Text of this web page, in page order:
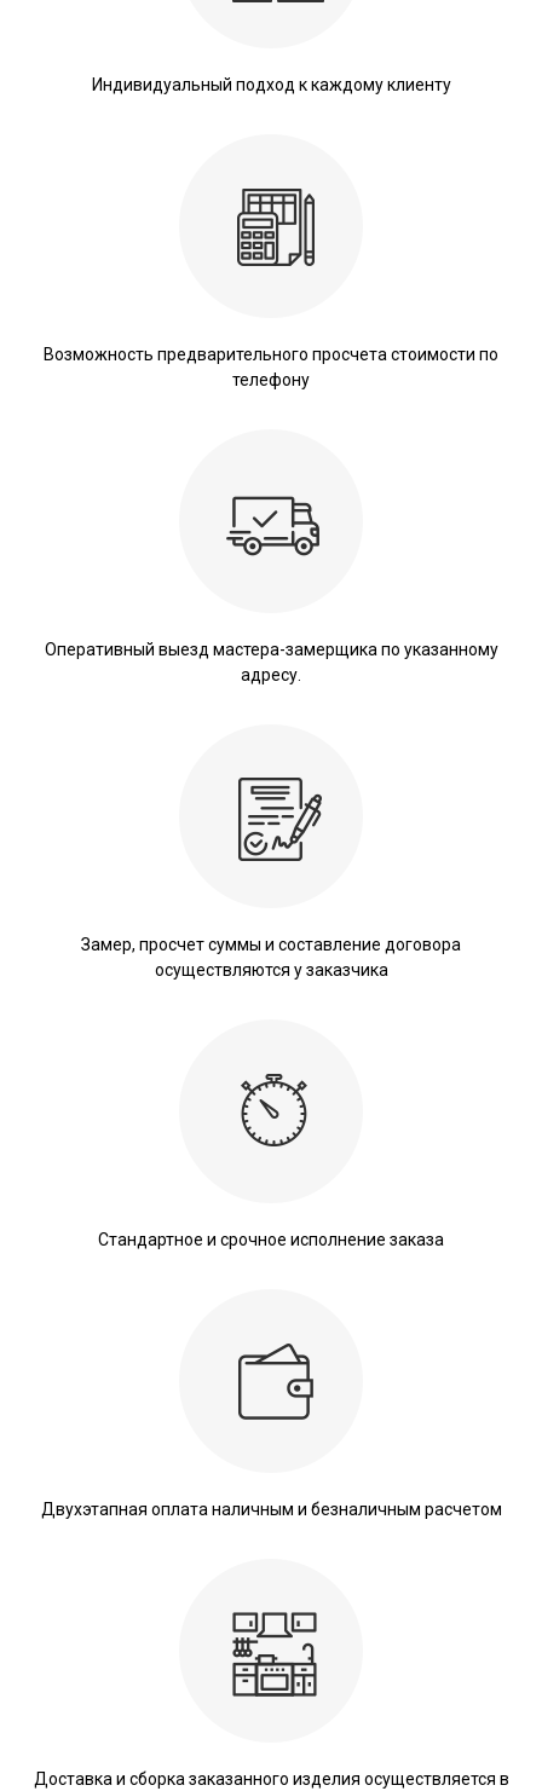
Индивидуальный подход к каждому клиенту
Возможность предварительного просчета стоимости по
телефону
Оперативный выезд мастера-замерщика по указанному
адресу.
Замер, просчет суммы и составление договора
осуществляются у заказчика
Стандартное и срочное исполнение заказа
Двухэтапная оплата наличным и безналичным расчетом
Доставка и сборка заказанного изделия осуществляется в